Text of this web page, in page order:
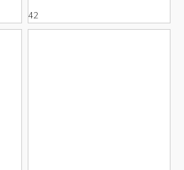
interiérem 341-AC250-
5055
42